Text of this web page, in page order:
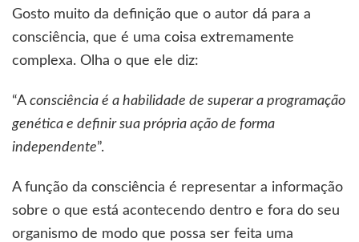
Gosto muito da definição que o autor dá para a
consciência, que é uma coisa extremamente
complexa. Olha o que ele diz:
“A consciência é a habilidade de superar a programação
genética e definir sua própria ação de forma
independente”.
A função da consciência é representar a informação
sobre o que está acontecendo dentro e fora do seu
organismo de modo que possa ser feita uma